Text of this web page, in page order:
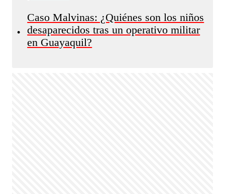
•
Caso Malvinas: ¿Quiénes son los niños
desaparecidos tras un operativo militar
en Guayaquil?